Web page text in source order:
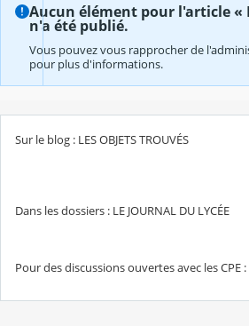
Aucun élément pour l'article «
n'a été publié.
Vous pouvez vous rapprocher de
pour plus d'informations.
Sur le blog : LES OBJETS TROUVÉS
Dans les dossiers : LE JOURNAL DU LYCÉE
Pour des discussions ouvertes avec les CPE :